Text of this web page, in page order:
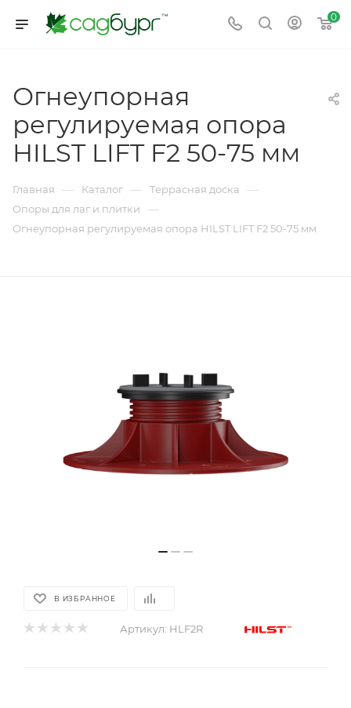
0
Огнеупорная
регулируемая опора
HILST LIFT F2 50-75 мм
Главная — Каталог — Террасная доска —
Опоры для лаг и плитки —
Огнеупорная регулируемая опора HILST LIFT F2 50-75 мм
В ИЗБРАННОЕ
Артикул: HLF2R